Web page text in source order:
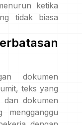
ketika
tidak biasa
dokumen
teks yang
dan dokumen